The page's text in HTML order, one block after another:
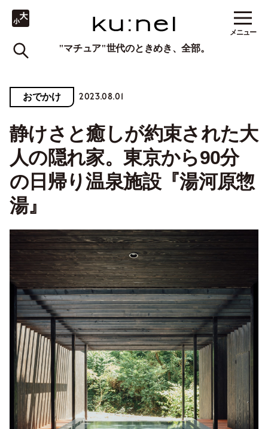
"マチュア"世代のときめき、全部。
メニュー
おでかけ 2023.08.01
静けさと癒しが約束された大
人の隠れ家。東京から90分
の日帰り温泉施設『湯河原惣
湯』